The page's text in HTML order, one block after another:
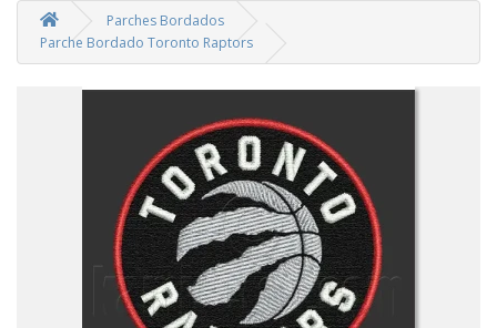
Parches Bordados
Parche Bordado Toronto Raptors